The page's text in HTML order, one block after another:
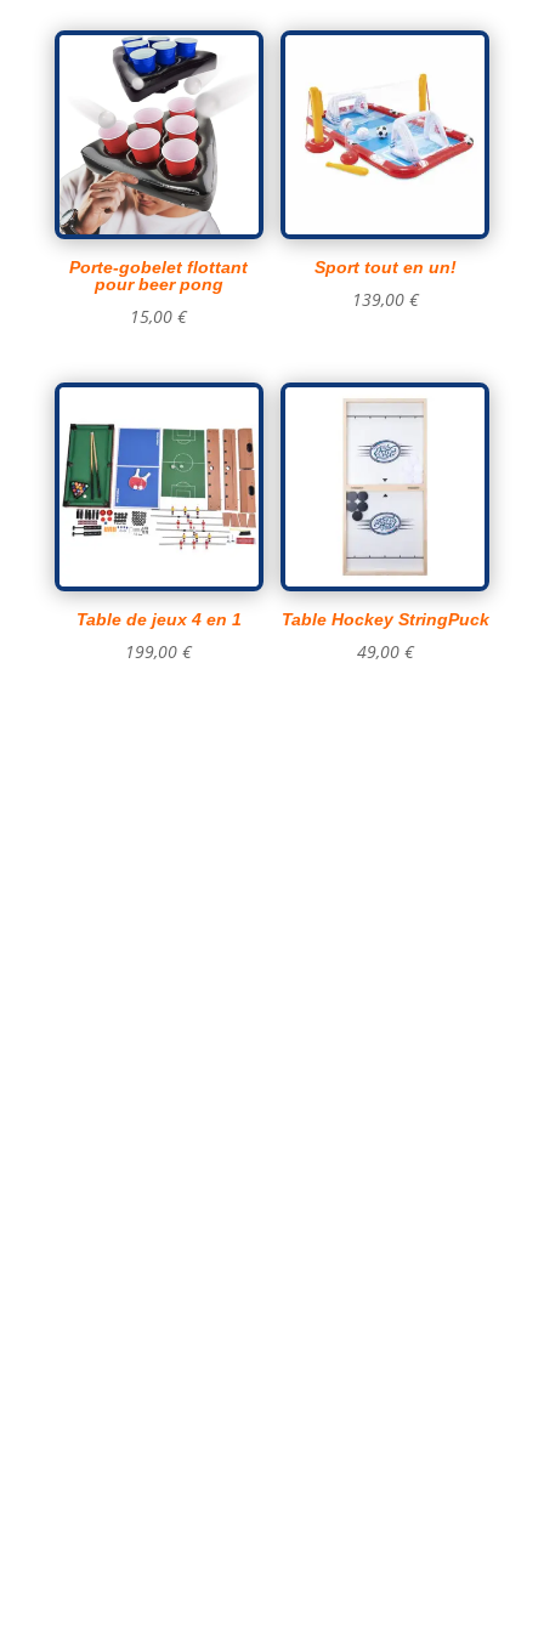
Porte-gobelet flottant
pour beer pong
15,00€
Sport tout en un!
139,00 €
Table de jeux 4 en 1
199,00€
Table Hockey StringPuck
49,00 €